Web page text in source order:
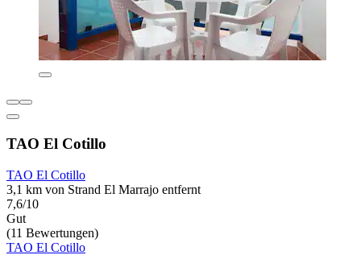
TAO El Cotillo
TAO El Cotillo
3,1 km von Strand El Marrajo entfernt
7,6/10
Gut
(11 Bewertungen)
TAO El Cotillo